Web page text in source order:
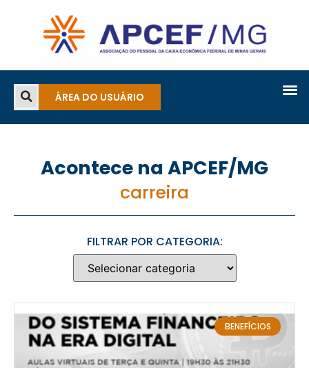
ÁREA DO USUÁRIO
Acontece na APCEF/MG
carreira
FILTRAR POR CATEGORIA:
BENEFÍCIOS